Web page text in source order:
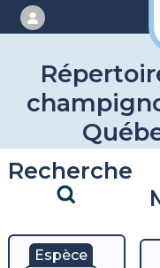
Recherche
Espèce